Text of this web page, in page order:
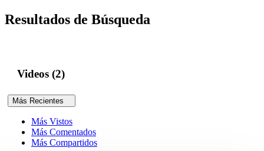
Resultados de Búsqueda
Videos (2)
Más Recientes
Más Vistos
Más Comentados
Más Compartidos